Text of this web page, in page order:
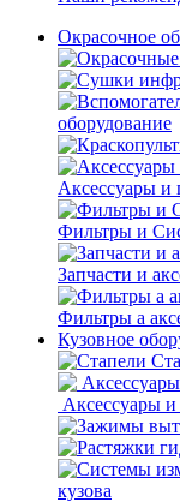
Окрасочное
оборудование
Аксессуары и
Фильтры и
Запчасти и
Фильтры а
Кузовное
Аксессуары
кузова